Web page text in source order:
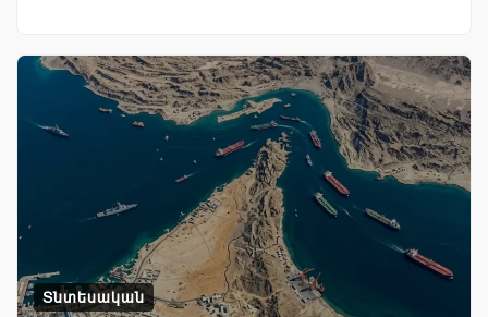
Տնտեսական